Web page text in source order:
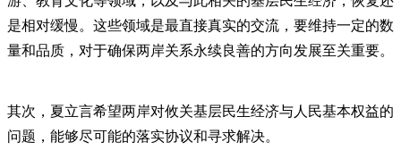
是相对缓慢。这些领域是最直接真实的交流，要维持一定的数
量和品质，对于确保两岸关系永续良善的方向发展至关重要。
其次，夏立言希望两岸对攸关基层民生经济与人民基本权益的
问题，能够尽可能的落实协议和寻求解决。